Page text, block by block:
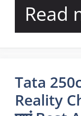
Read
Tata
Reality